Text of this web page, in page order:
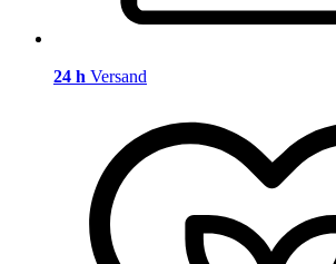
24 h Versand